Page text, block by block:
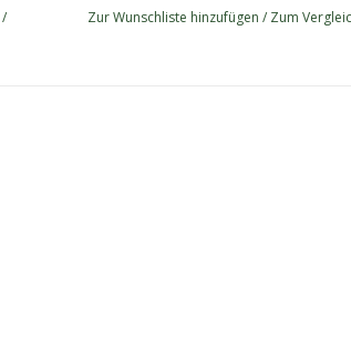
/
Zur Wunschliste hinzufügen / Zum